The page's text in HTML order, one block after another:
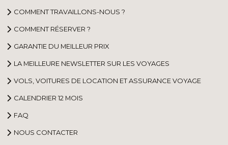
COMMENT TRAVAILLONS-NOUS ?
COMMENT RÉSERVER ?
GARANTIE DU MEILLEUR PRIX
LA MEILLEURE NEWSLETTER SUR LES VOYAGES
VOLS, VOITURES DE LOCATION ET ASSURANCE VOYAGE
CALENDRIER 12 MOIS
FAQ
NOUS CONTACTER